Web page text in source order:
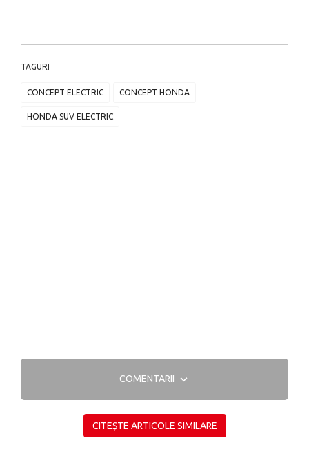
TAGURI
CONCEPT ELECTRIC CONCEPT HONDA
HONDA SUV ELECTRIC
COMENTARII
CITEȘTE ARTICOLE SIMILARE